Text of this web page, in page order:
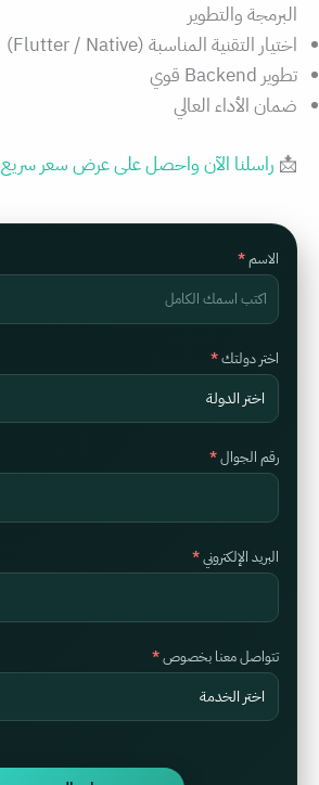
البرمجة والتطوير
اختيار التقنية المناسبة (Flutter / Native)
تطوير Backend قوي
ضمان الأداء العالي
📩 راسلنا الآن واحصل على عرض سعر سريع
الاسم
اختر دولتك
رقم الجوال
البريد الإلكتروني
تتواصل معنا بخصوص